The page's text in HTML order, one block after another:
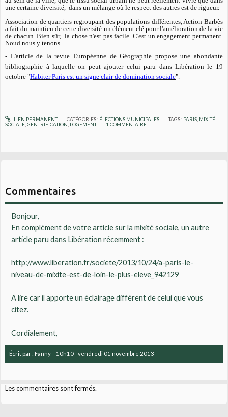
une certaine diversité, dans un mélange où le respect des autres est de rigueur.
Association de quartiers regroupant des populations différentes, Action Barbès
a fait du maintien de cette diversité un élément clé pour l'amélioration de la vie
de chacun. Bien sûr, la chose n'est pas facile. C'est un engagement permanent.
Noud nous y tenons.
- L'article de la revue Européenne de Géographie propose une abondante
bibliographie à laquelle on peut ajouter celui paru dans Libération le 19
octobre "Habiter Paris est un signe clair de domination sociale".
LIEN PERMANENT CATÉGORIES : ÉLECTIONS MUNICIPALES TAGS : PARIS MIXITÉ
SOCIALE ,GENTRIFICATION LOGEMENT 1 COMMENTAIRE
Commentaires
Bonjour,
En complément de votre article sur la mixité sociale, un autre
article paru dans Libération récemment :
http://www.liberation.fr/societe/2013/10/24/a-paris-le-
niveau-de-mixite-est-de-loin-le-plus-eleve_942129
A lire car il apporte un éclairage différent de celui que vous
citez.
Cordialement,
Écrit par : Fanny 10h10-vendredi 01 novembre 2013
Les commentaires sont fermés.